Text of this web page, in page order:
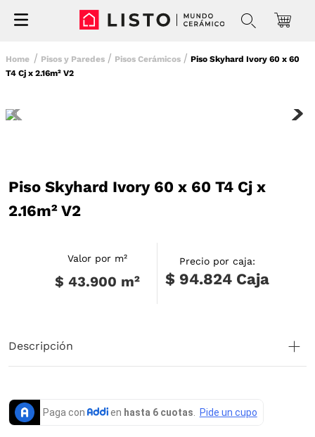
Pisos y Paredes Pisos Cerámicos
Piso Skyhard Ivory 60 x 60
T4 Cj x 2.16m² V2
Piso Skyhard Ivory 60 x 60 T4 Cj x
2.16m² V2
Valor por m²
$ 43.900 m²
Precio por caja:
$ 94.824Caja
Descripción